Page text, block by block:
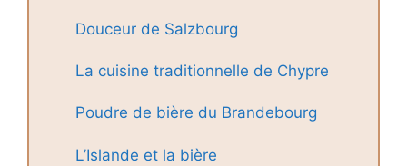
Douceur de Salzbourg
La cuisine traditionnelle de Chypre
Poudre de bière du Brandebourg
L’Islande et la bière